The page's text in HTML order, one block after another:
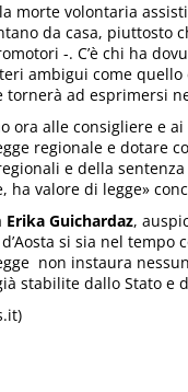
morte volontaria
da casa, piuttosto
-. C’è chi ha
ambigui come
tornerà ad esprimersi
ora alle consigliere e
regionale e dotare
e della
ha valore di legge»
Erika Guichardaz,
si sia nel
non instaura
stabilite dallo Stato e